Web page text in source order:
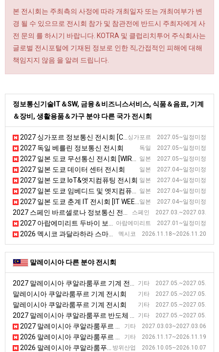
본 전시회는 주최측의 사정에 따라 개최일자 또는 개최여부가 변
경 될 수 있으므로 전시회 참가 및 참관전에 반드시 주최자에게 사
전 문의 를 하시기 바랍니다. KOTRA 및 클럽리치투어 주식회사는
글로벌 전시포털에 기재된 정보로 인한 직,간접적인 피해에 대해
책임지지 않음 을 알려 드립니다.
정보통신기술IT＆SW, 금융＆비즈니스서비스, 식품＆음료, 기계
＆장비, 생활용품＆가구 분야 다른 국가 전시회
싱가포르 2027.05~일정미정
2027 싱가포르 정보통신 전시회 [CMMA]
독일 2027.05~일정미정
2027 독일 베를린 정보통신 전시회
일본 2027.05~일정미정
2027 일본 도쿄 무선통신 전시회 [WIRELESS JAPAN]
일본 2027.04~일정미정
2027 일본 도쿄 데이터 센터 전시회
일본 2027.04~일정미정
2027 일본 도쿄 IoT&엣지컴퓨팅 전시회
일본 2027.04~일정미정
2027 일본 도쿄 임베디드 및 엣지컴퓨팅 전시회 [ESEC]
일본 2027.04~일정미정
2027 일본 도쿄 춘계 IT 전시회 [IT WEEK Spring]
스페인 2027.03.~2027.03.
2027 스페인 바르셀로나 정보통신 전시회
아랍에미리트 2027.01~일정미정
2027 아랍에미리트 두바이 보안장비 전시회
멕시코 2026.11.18~2026.11.20
2026 멕시코 과달라하라 스마트제조·자동화 전시회 [Smart Technology]
말레이시아 다른 분야 전시회
기타 2027.05.~2027.05.
2027 말레이시아 쿠알라룸푸르 기계 전시회
기타 2027.05.~2027.05.
말레이시아 쿠알라룸푸르 기계 전시회
기타 2027.05.~2027.05.
말레이시아 쿠알라룸푸르 기계 전시회
기타 2027.05.~2027.05.
2027 말레이시아 쿠알라룸푸르 반도체 전시회
기타 2027.03.03~2027.03.06
2027 말레이시아 쿠알라룸푸르 가구 전시회
기타 2026.11.17~2026.11.19
2026 말레이시아 쿠알라룸푸르 스마트산업 전시회
방위산업 2026.10.05~2026.10.07
2026 말레이시아 쿠알라룸푸르 사이버보안 전시회 [Cyber DSA]